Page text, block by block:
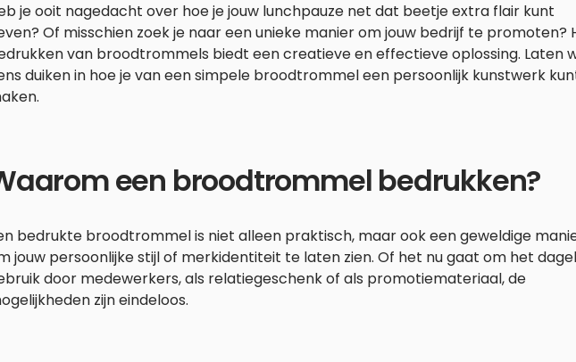
je ooit nagedacht over hoe je jouw lunchpauze net dat beetje extra flair kunt
Of misschien zoek je naar een unieke manier om jouw bedrijf te promoten?
van broodtrommels biedt een creatieve en effectieve oplossing. Laten
duiken in hoe je van een simpele broodtrommel een persoonlijk kunstwerk
een broodtrommel bedrukken?
bedrukte broodtrommel is niet alleen praktisch, maar ook een geweldige
jouw persoonlijke stijl of merkidentiteit te laten zien. Of het nu gaat om het
door medewerkers, als relatiegeschenk of als promotiemateriaal, de
zijn eindeloos.